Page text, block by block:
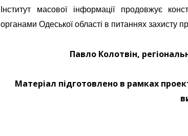
Інститут масової інформації продовжує
органами Одеської області в питаннях захисту
Павло Колотвін,
Матеріал підготовлено в рамках